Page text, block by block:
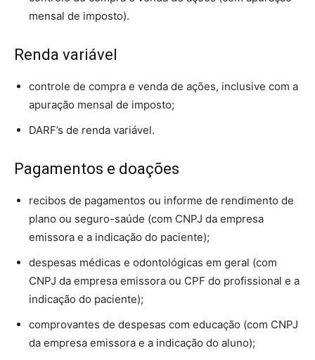
mensal de imposto).
Renda variável
controle de compra e venda de ações, inclusive com a
apuração mensal de imposto;
DARF’s de renda variável.
Pagamentos e doações
recibos de pagamentos ou informe de rendimento de
plano ou seguro-saúde (com CNPJ da empresa
emissora e a indicação do paciente);
despesas médicas e odontológicas em geral (com
CNPJ da empresa emissora ou CPF do profissional e a
indicação do paciente);
comprovantes de despesas com educação (com CNPJ
da empresa emissora e a indicação do aluno);